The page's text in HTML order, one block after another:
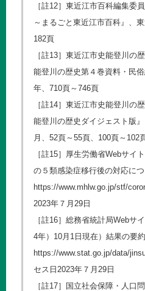
［註12］東近江市百科編集委
～まるごと東近江市百科』、
182頁
［註13］東近江市史能登川の
能登川の歴史第４巻資料・民
年、710頁～746頁
［註14］東近江市史能登川の
能登川の歴史ダイジェスト版
月、52頁～55頁、100頁～102
［註15］厚生労働省Webサイ
の５類感染症移行後の対応につ
https://www.mhlw.go.jp/stf/
2023年７月29日
［註16］総務省統計局Webサ
4年）10月1日現在）結果の要約
https://www.stat.go.jp/data/
セス日2023年７月29日
［註17］国立社会保障・人口